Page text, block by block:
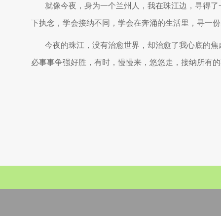
就像今夜，身为一个兰州人，我在珠江边，寻得
下执念，学会接纳不同，学会在奔涌的生活里，寻一
今夜的珠江，没有治愈世界，却治愈了我心底的
必事事争强好胜，有时，慢慢来，悠悠走，接纳所有